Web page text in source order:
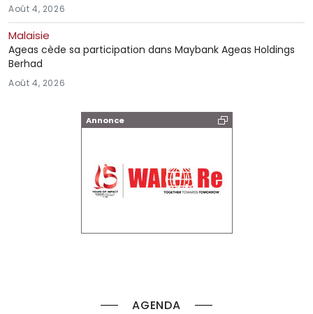
Annonce
AGENDA
Août 4, 2026
Malaisie
Ageas cède sa participation dans Maybank Ageas Holdings
Berhad
Août 4, 2026